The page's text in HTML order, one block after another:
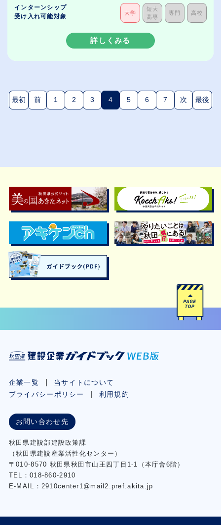
インターンシップ
受け入れ可能対象
大学
短大
高専
専門 高校
詳しくみる
最初 前 1 2 3 4(現在のページ)
5 6 7 次 最後
企業一覧
当サイトについて
プライバシーポリシー
利用規約
お問い合わせ先
秋⽥県建設部建設政策課
（秋⽥県建設産業活性化センター）
〒010-8570 秋田県秋田市⼭王四丁⽬1-1（本庁舎6階）
TEL：018-860-2910
E-MAIL：2910center1@mail2.pref.akita.jp